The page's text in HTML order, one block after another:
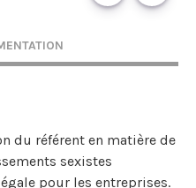
du référent en matière de
sexistes
pour les entreprises.